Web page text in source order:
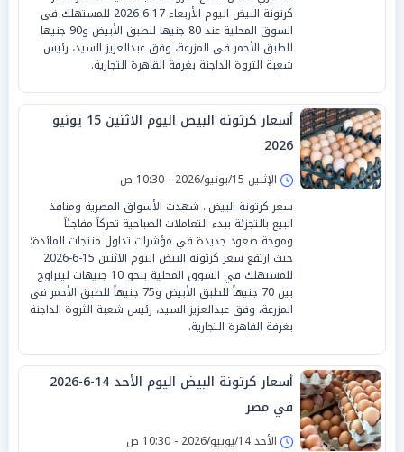
كرتونة البيض اليوم الأربعاء 17-6-2026 للمستهلك فى
السوق المحلية عند 80 جنيها للطبق الأبيض و90 جنيها
للطبق الأحمر فى المزرعة، وفق عبدالعزيز السيد، رئيس
شعبة الثروة الداجنة بغرفة القاهرة التجارية.
أسعار كرتونة البيض اليوم الاثنين 15 يونيو
2026
الإثنين 15/يونيو/2026 - 10:30 ص
سعر كرتونة البيض.. شهدت الأسواق المصرية ومنافذ
البيع بالتجزئة ببدء التعاملات الصباحية تحركاً مفاجئاً
وموجة صعود جديدة في مؤشرات تداول منتجات المائدة؛
حيث ارتفع سعر كرتونة البيض اليوم الاثنين 15-6-2026
للمستهلك في السوق المحلية بنحو 10 جنيهات ليتراوح
بين 70 جنيهاً للطبق الأبيض و75 جنيهاً للطبق الأحمر في
المزرعة، وفق عبدالعزيز السيد، رئيس شعبة الثروة الداجنة
بغرفة القاهرة التجارية.
أسعار كرتونة البيض اليوم الأحد 14-6-2026
في مصر
الأحد 14/يونيو/2026 - 10:30 ص